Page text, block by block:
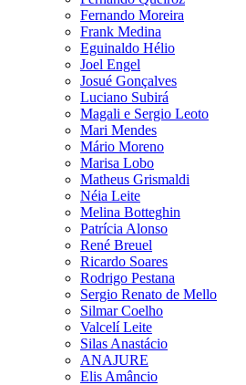
Fernando Moreira
Frank Medina
Eguinaldo Hélio
Joel Engel
Josué Gonçalves
Luciano Subirá
Magali e Sergio Leoto
Mari Mendes
Mário Moreno
Marisa Lobo
Matheus Grismaldi
Néia Leite
Melina Botteghin
Patrícia Alonso
René Breuel
Ricardo Soares
Rodrigo Pestana
Sergio Renato de Mello
Silmar Coelho
Valcelí Leite
Silas Anastácio
ANAJURE
Elis Amâncio